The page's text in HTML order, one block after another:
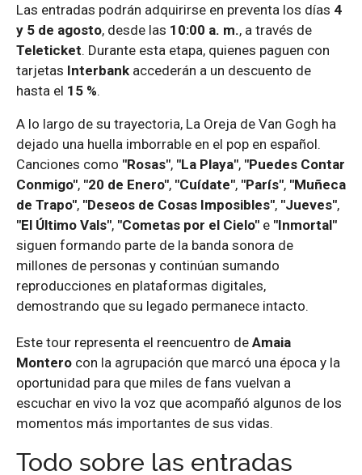
Las entradas podrán adquirirse en preventa los días 4
y 5 de agosto, desde las 10:00 a. m., a través de
Teleticket. Durante esta etapa, quienes paguen con
tarjetas Interbank accederán a un descuento de
hasta el 15 %.
A lo largo de su trayectoria, La Oreja de Van Gogh ha
dejado una huella imborrable en el pop en español.
Canciones como "Rosas", "La Playa", "Puedes Contar
Conmigo", "20 de Enero", "Cuídate", "París", "Muñeca
de Trapo", "Deseos de Cosas Imposibles", "Jueves",
"El Último Vals", "Cometas por el Cielo" e "Inmortal"
siguen formando parte de la banda sonora de
millones de personas y continúan sumando
reproducciones en plataformas digitales,
demostrando que su legado permanece intacto.
Este tour representa el reencuentro de Amaia
Montero con la agrupación que marcó una época y la
oportunidad para que miles de fans vuelvan a
escuchar en vivo la voz que acompañó algunos de los
momentos más importantes de sus vidas.
Todo sobre las entradas